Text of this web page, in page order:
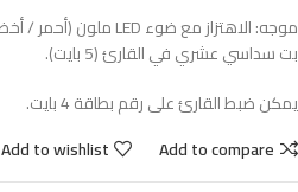
بت سداسي عشري في القارئ (5 بايت).
يمكن ضبط القارئ على رقم بطاقة 4 بايت.
Add to compare
Add to wishlist